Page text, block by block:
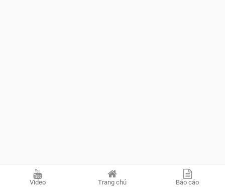
Video Trang chủ Báo cáo